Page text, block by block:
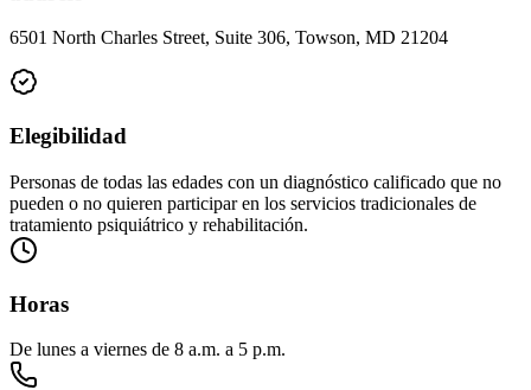
6501 North Charles Street, Suite 306, Towson, MD 21204
Elegibilidad
Personas de todas las edades con un diagnóstico calificado que no
pueden o no quieren participar en los servicios tradicionales de
tratamiento psiquiátrico y rehabilitación.
Horas
De lunes a viernes de 8 a.m. a 5 p.m.